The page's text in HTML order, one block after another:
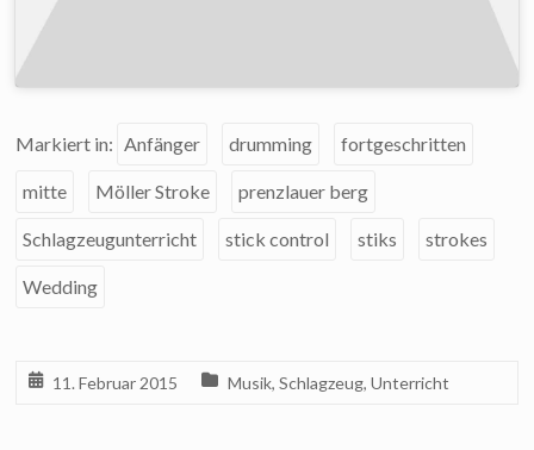
Markiert in: Anfänger drumming fortgeschritten
mitte Möller Stroke prenzlauer berg
Schlagzeugunterricht stick control stiks strokes
Wedding
11. Februar 2015 Musik,Schlagzeug,Unterricht